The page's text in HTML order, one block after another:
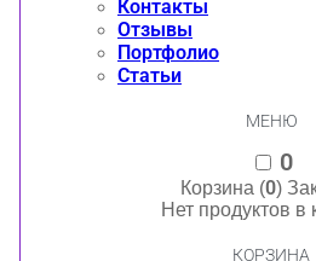
Контакты
Отзывы
Портфолио
Статьи
МЕНЮ
0
Корзина (0)
Нет продуктов в
КОРЗИНА